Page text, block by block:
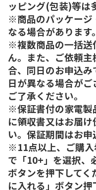
ッピング(包装)等は
※商品のパッケージ
なる場合があります。
※複数商品の一括送
ん。また、ご依頼
合、同日のお申込
日が異なる場合が
ご了承ください。
※保証書付の家電製
に領収書又はお届
い。保証期間はお申
※11点以上、ご購入
で「10+」を選択、
ボタンを押下して
に入れる」ボタン